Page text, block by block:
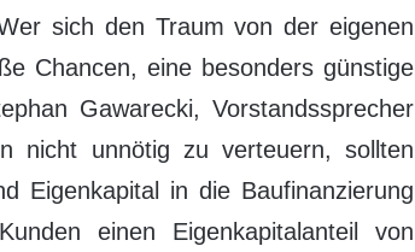
sich den Traum von der eigenen
Chancen, eine besonders günstige
Gawarecki, Vorstandssprecher
nicht unnötig zu verteuern, sollten
Eigenkapital in die Baufinanzierung
einen Eigenkapitalanteil von